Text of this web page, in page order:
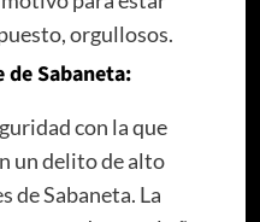
orgullosos.
Sabaneta:
con la que
un delito de alto
de Sabaneta. La